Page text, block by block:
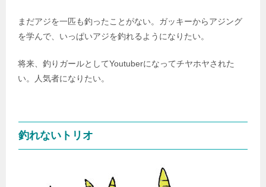
まだアジを一匹も釣ったことがない。ガッキーからアジング
を学んで、いっぱいアジを釣れるようになりたい。
将来、釣りガールとしてYoutuberになってチヤホヤされた
い。人気者になりたい。
釣れないトリオ